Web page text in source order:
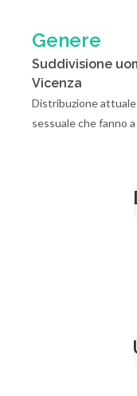
Genere
Suddivisione
Vicenza
Distribuzione
sessuale che fanno